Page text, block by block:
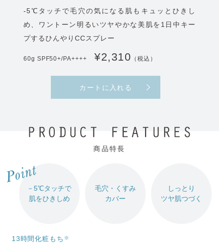
-5℃タッチで毛穴の気になる肌もキュッとひきし
め、ワントーン明るいツヤやかな美肌を1日中キー
プするひんやりCCスプレー
60g SPF50+/PA++++ ¥2,310 （税込）
カートに入れる
商品特長
－5℃タッチで
肌をひきしめ
毛穴・くすみ
カバー
しっとり
ツヤ肌つづく
13時間化粧もち ※